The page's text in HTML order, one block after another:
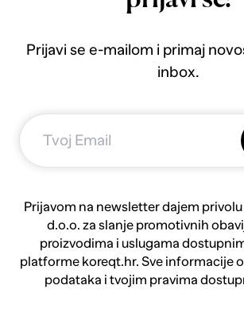
Prijavi se e-mailom i primaj
inbox.
Prijavom na newsletter dajem
d.o.o. za slanje promotivnih
proizvodima i uslugama
platforme koreqt.hr. Sve informacije
podataka i tvojim pravima